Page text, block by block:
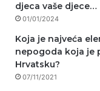
djeca vaše djece…
01/01/2024
Koja je najveća
nepogoda koja je
Hrvatsku?
07/11/2021